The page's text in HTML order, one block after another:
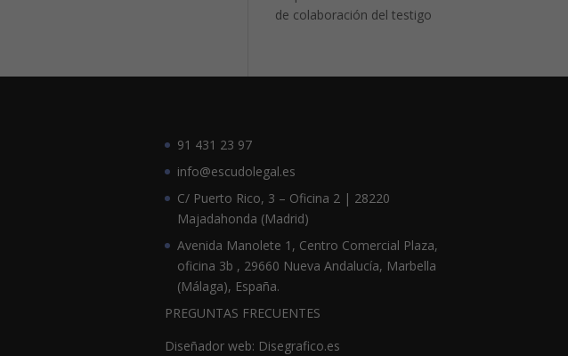
de colaboración del testigo
91 431 23 97
info@escudolegal.es
C/ Puerto Rico, 3 – Oficina 2 | 28220
Majadahonda (Madrid)
Avenida Manolete 1, Centro Comercial Plaza,
oficina 3b , 29660 Nueva Andalucía, Marbella
(Málaga), España.
PREGUNTAS FRECUENTES
Diseñador web: Disegrafico.es